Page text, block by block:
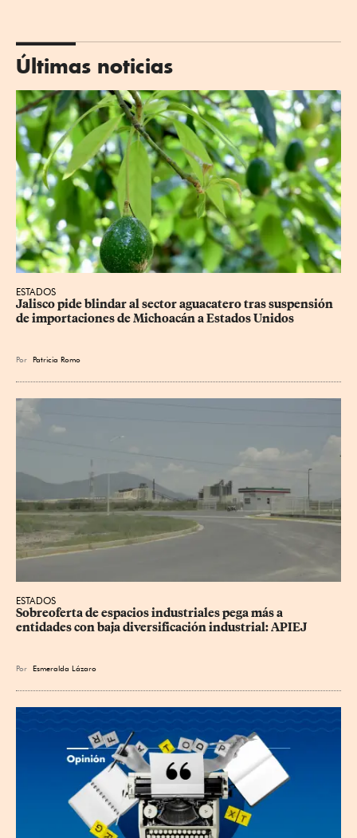
Últimas noticias
ESTADOS
Jalisco pide blindar al sector aguacatero tras suspensión
de importaciones de Michoacán a Estados Unidos
Por Patricia Romo
ESTADOS
Sobreoferta de espacios industriales pega más a
entidades con baja diversificación industrial: APIEJ
Por Esmeralda Lázaro